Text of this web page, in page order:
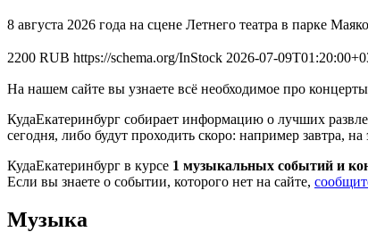
8 августа 2026 года на сцене Летнего театра в парке
2200 RUB https://schema.org/InStock 2026-07-
На нашем сайте вы узнаете всё необходимое про
КудаЕкатеринбург собирает информацию о лучших
сегодня, либо будут проходить скоро: например завтра,
КудаЕкатеринбург в курсе 1 музыкальных событий и
Если вы знаете о событии, которого нет на сайте,
Музыка